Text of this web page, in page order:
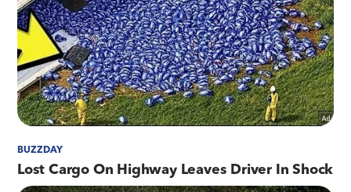
As 37 câmeras da Linha Vermelha serão incorporadas ao
Sistema de Vídeomonitoramento do Centro Integrado de
Comando e Controle (CICC)
| Foto: Divulgação
O auxiliar de marceneiro Luiz Carlos Sobral usa
a rodovia há 12 anos e comemora a realização
dos investimentos na via. Na quarta-feira, ele
aguardava pelo reboque num trecho próximo às